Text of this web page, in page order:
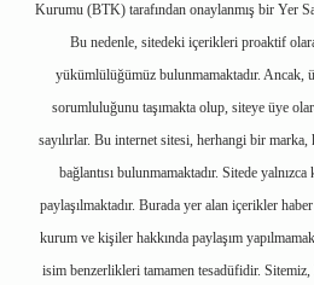
Kurumu (BTK) tarafından onaylanmış bir Yer
Bu nedenle, sitedeki içerikleri proaktif
yükümlülüğümüz bulunmamaktadır. Ancak,
sorumluluğunu taşımakta olup, siteye üye
sayılırlar. Bu internet sitesi, herhangi bir
bağlantısı bulunmamaktadır. Sitede yalnızca
paylaşılmaktadır. Burada yer alan içerikler
kurum ve kişiler hakkında paylaşım
isim benzerlikleri tamamen tesadüfidir. Sitemiz,